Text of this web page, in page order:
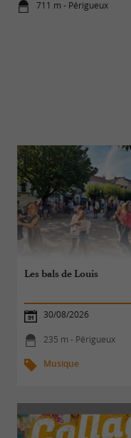
711 m - Périgueux
Les bals de Louis
30/08/2026
235 m - Périgueux
Musique